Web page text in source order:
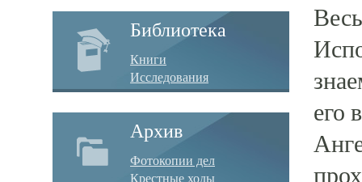
Библиотека
Книги
Исследования
Архив
Фотокопии дел
Крестные ходы
его